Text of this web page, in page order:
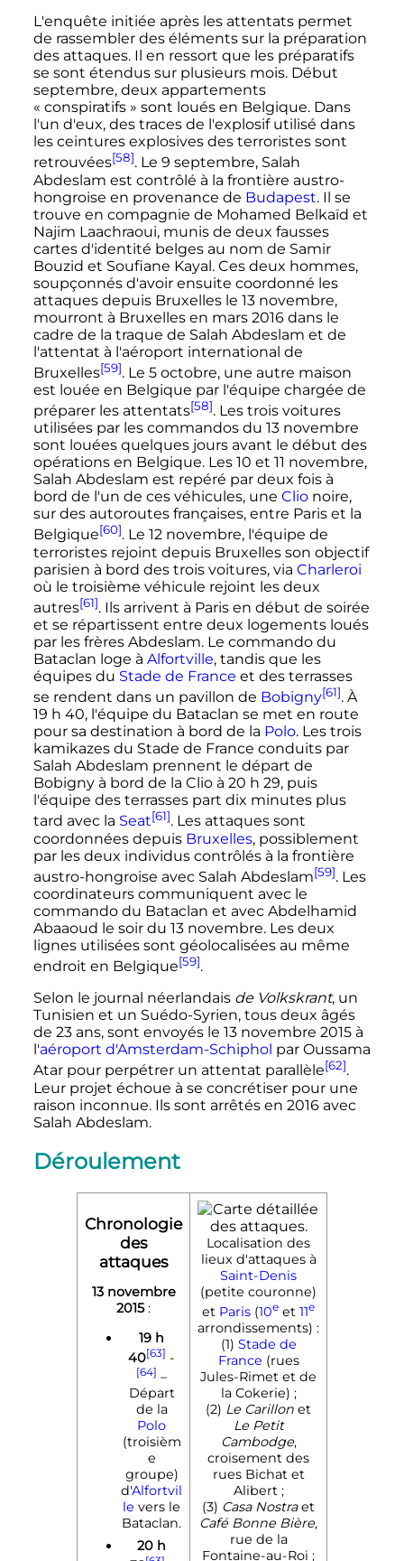
L'enquête initiée après les attentats permet
de rassembler des éléments sur la préparation
des attaques. Il en ressort que les préparatifs
se sont étendus sur plusieurs mois. Début
septembre, deux appartements
« conspiratifs » sont loués en Belgique. Dans
l'un d'eux, des traces de l'explosif utilisé dans
les ceintures explosives des terroristes sont
retrouvées[58]. Le 9 septembre, Salah
Abdeslam est contrôlé à la frontière austro-
hongroise en provenance de Budapest. Il se
trouve en compagnie de Mohamed Belkaïd et
Najim Laachraoui, munis de deux fausses
cartes d'identité belges au nom de Samir
Bouzid et Soufiane Kayal. Ces deux hommes,
soupçonnés d'avoir ensuite coordonné les
attaques depuis Bruxelles le 13 novembre,
mourront à Bruxelles en mars 2016 dans le
cadre de la traque de Salah Abdeslam et de
l'attentat à l'aéroport international de
Bruxelles[59]. Le 5 octobre, une autre maison
est louée en Belgique par l'équipe chargée de
préparer les attentats[58]. Les trois voitures
utilisées par les commandos du 13 novembre
sont louées quelques jours avant le début des
opérations en Belgique. Les 10 et 11 novembre,
Salah Abdeslam est repéré par deux fois à
bord de l'un de ces véhicules, une Clionoire,
sur des autoroutes françaises, entre Paris et la
Belgique[60]. Le 12 novembre, l'équipe de
terroristes rejoint depuis Bruxelles son objectif
parisien à bord des trois voitures, via Charleroi
où le troisième véhicule rejoint les deux
autres[61]. Ils arrivent à Paris en début de soirée
et se répartissent entre deux logements loués
par les frères Abdeslam. Le commando du
Bataclan loge à Alfortville, tandis que les
équipes du Stade de France et des terrasses
se rendent dans un pavillon de Bobigny[61]. À
19 h 40, l'équipe du Bataclan se met en route
pour sa destination à bord de la Polo. Les trois
kamikazes du Stade de France conduits par
Salah Abdeslam prennent le départ de
Bobigny à bord de la Clio à 20 h 29, puis
l'équipe des terrasses part dix minutes plus
tard avec la Seat[61]. Les attaques sont
coordonnées depuis Bruxelles, possiblement
par les deux individus contrôlés à la frontière
austro-hongroise avec Salah Abdeslam[59]. Les
coordinateurs communiquent avec le
commando du Bataclan et avec Abdelhamid
Abaaoud le soir du 13 novembre. Les deux
lignes utilisées sont géolocalisées au même
endroit en Belgique[59].
Selon le journal néerlandais de Volkskrant, un
Tunisien et un Suédo-Syrien, tous deux âgés
de 23 ans, sont envoyés le 13 novembre 2015à
l'aéroport d'Amsterdam-Schiphol par Oussama
Atar pour perpétrer un attentat parallèle[62].
Leur projet échoue à se concrétiser pour une
raison inconnue. Ils sont arrêtés en 2016 avec
Salah Abdeslam.
Déroulement
Chronologie
des
attaques
13 novembre
2015:
19 h
40[63] -
[64] –
Départ
de la
Polo
(troisièm
e
groupe)
d'Alfortvil
le vers le
Bataclan.
20 h
Localisation des
lieux d'attaques à
Saint-Denis
(petite couronne)
et Paris (10e et 11e
arrondissements) :
(1) Stade de
France (rues
Jules-Rimet et de
la Cokerie) ;
(2) Le Carillon et
Le Petit
Cambodge,
croisement des
rues Bichat et
Alibert ;
(3) Casa Nostraet
Café Bonne Bière,
rue de la
Fontaine-au-Roi ;